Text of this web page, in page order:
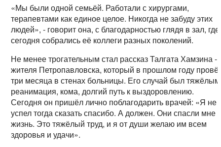
«Мы были одной семьёй. Работали с хирургами,
терапевтами как единое целое. Никогда не забуду этих
людей», - говорит она, с благодарностью глядя в зал, где
сегодня собрались её коллеги разных поколений.
Не менее трогательным стал рассказ Талгата Хамзина -
жителя Петропавловска, который в прошлом году
три месяца в стенах больницы. Его случай был
реанимация, кома, долгий путь к выздоровлению.
Сегодня он пришёл лично поблагодарить врачей: «Я не
успел тогда сказать спасибо. А должен. Они спасли мне
жизнь. Это тяжёлый труд, и я от души желаю им всем
здоровья и удачи».